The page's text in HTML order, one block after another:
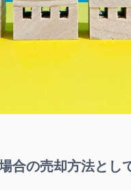
合の売却方法とし